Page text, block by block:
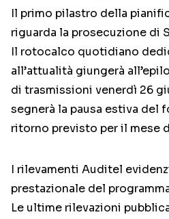
Il primo pilastro della
riguarda la prosecuzione di
Il rotocalco quotidiano
all’attualità giungerà
di trasmissioni venerdì 26
segnerà la pausa estiva del
ritorno previsto per il mese
I rilevamenti Auditel
prestazionale del
Le ultime rilevazioni